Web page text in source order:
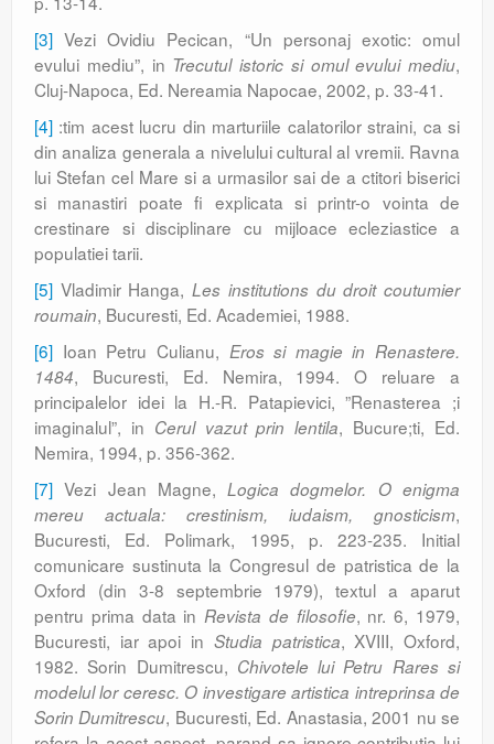
[3] Vezi Ovidiu Pecican, “Un personaj exotic: omul
evului mediu”, in Trecutul istoric si omul evului mediu,
Cluj-Napoca, Ed. Nereamia Napocae, 2002, p. 33-41.
[4] :tim acest lucru din marturiile calatorilor straini, ca si
din analiza generala a nivelului cultural al vremii. Ravna
lui Stefan cel Mare si a urmasilor sai de a ctitori biserici
si manastiri poate fi explicata si printr-o vointa de
crestinare si disciplinare cu mijloace ecleziastice a
populatiei tarii.
[5] Vladimir Hanga,Les institutions du droit coutumier
roumain, Bucuresti, Ed. Academiei, 1988.
[6] Ioan Petru Culianu, Eros si magie in Renastere.
1484, Bucuresti, Ed. Nemira, 1994. O reluare a
principalelor idei la H.-R. Patapievici, ”Renasterea ;i
imaginalul”, in Cerul vazut prin lentila, Bucure;ti, Ed.
Nemira, 1994, p. 356-362.
[7] Vezi Jean Magne,Logica dogmelor. O enigma
mereu actuala: crestinism, iudaism, gnosticism,
Bucuresti, Ed. Polimark, 1995, p. 223-235. Initial
comunicare sustinuta la Congresul de patristica de la
Oxford (din 3-8 septembrie 1979), textul a aparut
pentru prima data in Revista de filosofie, nr. 6, 1979,
Bucuresti, iar apoi in Studia patristica, XVIII, Oxford,
1982. Sorin Dumitrescu, Chivotele lui Petru Rares si
modelul lor ceresc. O investigare artistica intreprinsa de
Sorin Dumitrescu, Bucuresti, Ed. Anastasia, 2001 nu se